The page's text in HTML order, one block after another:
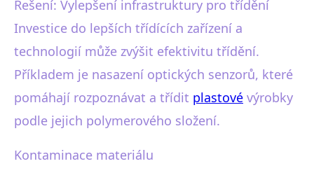
Řešení: Vylepšení infrastruktury pro třídění
Investice do lepších třídících zařízení a
technologií může zvýšit efektivitu třídění.
Příkladem je nasazení optických senzorů, které
pomáhají rozpoznávat a třídit plastové výrobky
podle jejich polymerového složení.
Kontaminace materiálu